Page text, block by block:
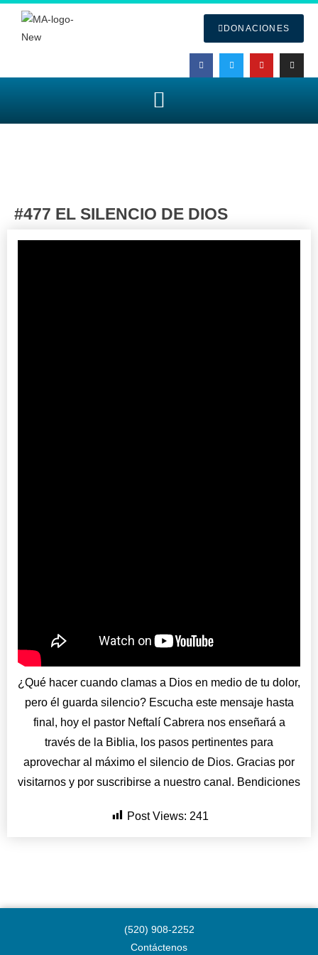
DONACIONES
#477 EL SILENCIO DE DIOS
¿Qué hacer cuando clamas a Dios en medio de tu dolor,
pero él guarda silencio? Escucha este mensaje hasta
final, hoy el pastor Neftalí Cabrera nos enseñará a
través de la Biblia, los pasos pertinentes para
aprovechar al máximo el silencio de Dios. Gracias por
visitarnos y por suscribirse a nuestro canal. Bendiciones
Post Views: 241
(520) 908-2252
Contáctenos